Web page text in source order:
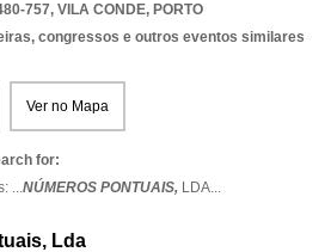
757, VILA CONDE, PORTO
congressos e outros eventos similares
Ver no Mapa
for:
...NÚMEROS PONTUAIS, LDA...
Lda